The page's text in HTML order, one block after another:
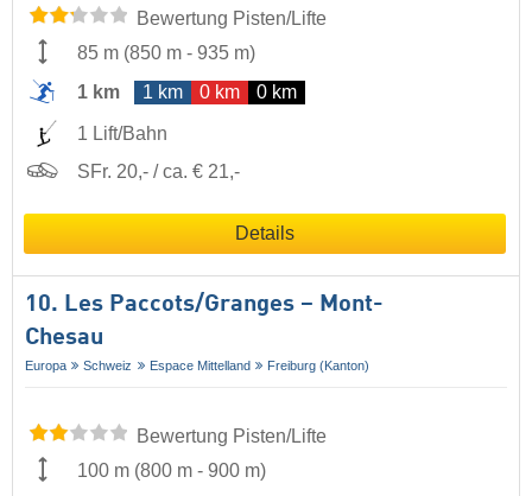
Bewertung Pisten/Lifte
85 m (850 m - 935 m)
1 km
1 km 0 km 0 km
1 Lift/Bahn
SFr. 20,- / ca. € 21,-
Details
10. Les Paccots/​Granges – Mont-
Chesau
Europa Schweiz Espace Mittelland Freiburg (Kanton)
Bewertung Pisten/Lifte
100 m (800 m - 900 m)